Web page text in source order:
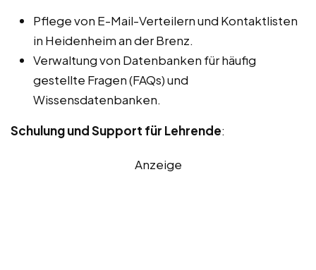
Pflege von E-Mail-Verteilern und Kontaktlisten
in Heidenheim an der Brenz.
Verwaltung von Datenbanken für häufig
gestellte Fragen (FAQs) und
Wissensdatenbanken.
Schulung und Support für Lehrende:
Anzeige